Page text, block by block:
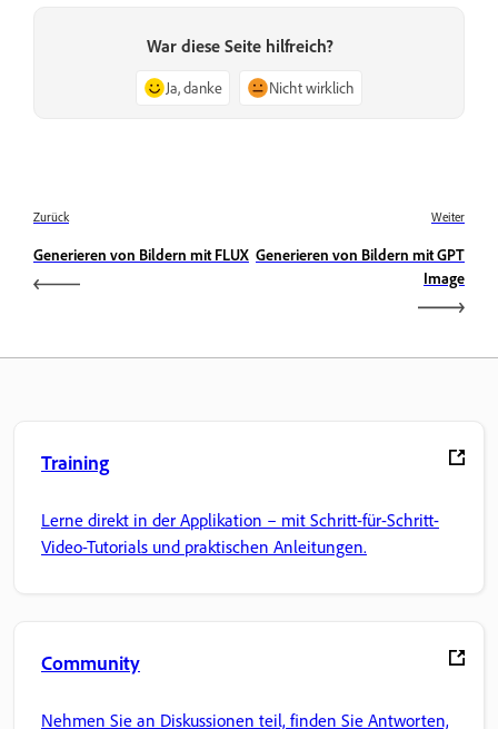
War diese Seite hilfreich?
Ja, danke Nicht wirklich
Zurück
Generieren von Bildern mit FLUX
Weiter
Generieren von Bildern mit GPT
Image
Training
Lerne direkt in der Applikation – mit Schritt-für-Schritt-
Video-Tutorials und praktischen Anleitungen.
Community
Nehmen Sie an Diskussionen teil, finden Sie Antworten,